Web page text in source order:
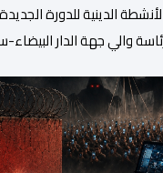
الدينية للدورة
والي جهة الدار
العلمي المحلي للجديدة،
وجرت مراسيم
حيث أُلقيت كلمات كل